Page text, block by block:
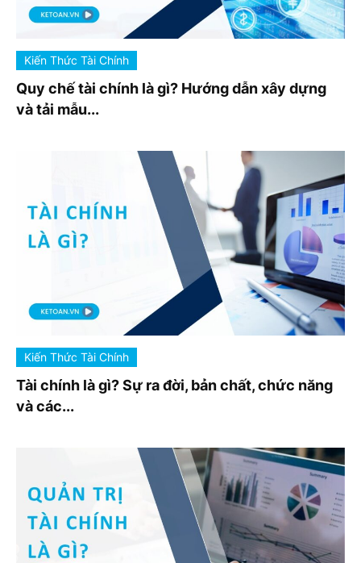
Kiến Thức Tài Chính
Quy chế tài chính là gì? Hướng dẫn xây dựng
và tải mẫu...
Kiến Thức Tài Chính
Tài chính là gì? Sự ra đời, bản chất, chức năng
và các...